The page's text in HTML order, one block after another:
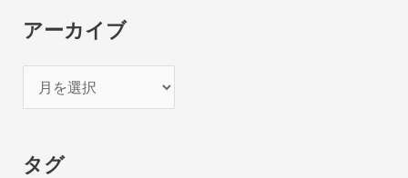
アーカイブ
ー
イ
タグ